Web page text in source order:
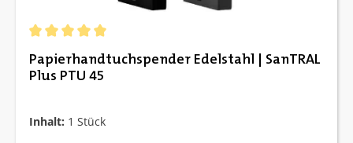
Papierhandtuchspender Edelstahl | SanTRAL
Plus PTU 45
Inhalt: 1 Stück